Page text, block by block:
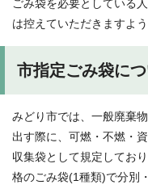
ごみ袋を必要としている
は控えていただきますよ
市指定ごみ袋に
みどり市では、一般廃棄
出す際に、可燃・不燃・
収集袋として規定してお
格のごみ袋(1種類)で分別